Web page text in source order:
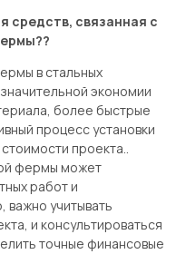
средств, связанная с
в стальных
экономии
более быстрые
процесс установки
проекта..
​​фермы может
работ и
важно учитывать
и консультироваться
точные финансовые